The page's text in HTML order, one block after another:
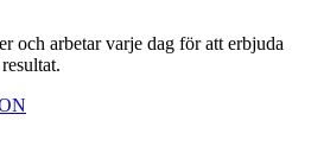
och arbetar varje dag för att erbjuda